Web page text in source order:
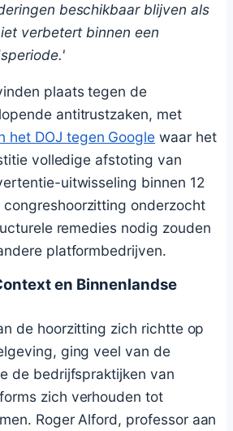
beschikbaar blijven als
verbetert binnen een
plaats tegen de
antitrustzaken, met
het DOJ tegen Google waar het
volledige afstoting van
uitwisseling binnen 12
congreshoorzitting onderzocht
remedies nodig zouden
platformbedrijven.
en Binnenlandse
de hoorzitting zich richtte op
ging veel van de
de bedrijfspraktijken van
zich verhouden tot
Roger Alford, professor aan